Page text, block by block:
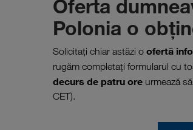
Oferta
Polonia o
Solicitaţi chiar astăzi o ofertă
rugăm completați formularul cu
decurs de patru ore urmează
CET).